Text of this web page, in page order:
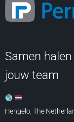
Samen
jouw team
Hengelo, The